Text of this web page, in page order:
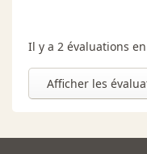
Il y a 2 évaluations
Afficher les